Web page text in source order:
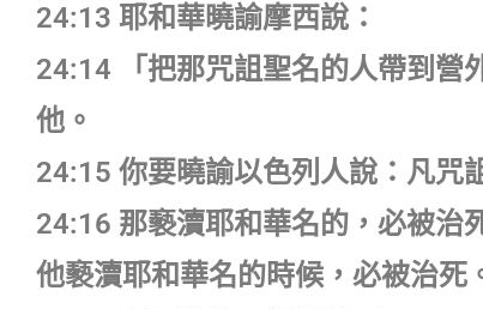
24:13 耶和華曉諭摩西說：
24:14 「把那咒詛聖名的人帶到營
他。
24:15 你要曉諭以色列人說：凡
24:16 那褻瀆耶和華名的，必被治
他褻瀆耶和華名的時候，必被治死